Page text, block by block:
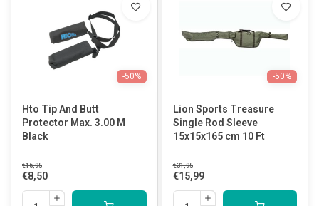
-50%
Hto Tip And Butt
Protector Max. 3.00 M
Black
€16,95
€8,50
-50%
Lion Sports Treasure
Single Rod Sleeve
15x15x165 cm 10 Ft
€31,95
€15,99